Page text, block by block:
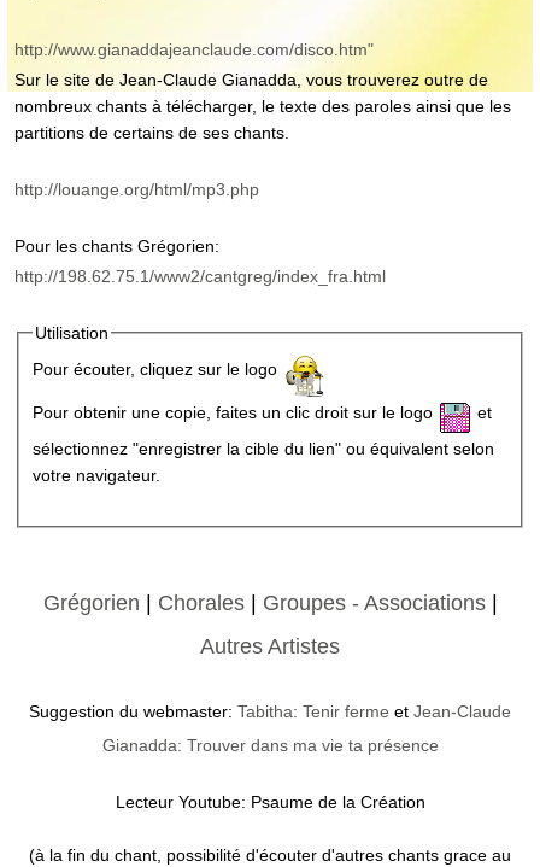
http://www.gianaddajeanclaude.com/disco.htm"
Sur le site de Jean-Claude Gianadda, vous trouverez outre de
nombreux chants à télécharger, le texte des paroles ainsi que les
partitions de certains de ses chants.
http://louange.org/html/mp3.php
Pour les chants Grégorien:
http://198.62.75.1/www2/cantgreg/index_fra.html
Utilisation
Pour écouter, cliquez sur le logo
Pour obtenir une copie, faites un clic droit sur le logo
et
sélectionnez "enregistrer la cible du lien" ou équivalent selon
votre navigateur.
Grégorien Chorales| Groupes - Associations|
Autres Artistes
Suggestion du webmaster: Tabitha: Tenir ferme et Jean-Claude
Gianadda: Trouver dans ma vie ta présence
Lecteur Youtube: Psaume de la Création
(à la fin du chant, possibilité d'écouter d'autres chants grace au